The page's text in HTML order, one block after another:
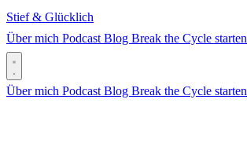
Stief & Glücklich
Über mich Podcast Blog Break the Cycle starten
Über mich Podcast Blog Break the Cycle starten